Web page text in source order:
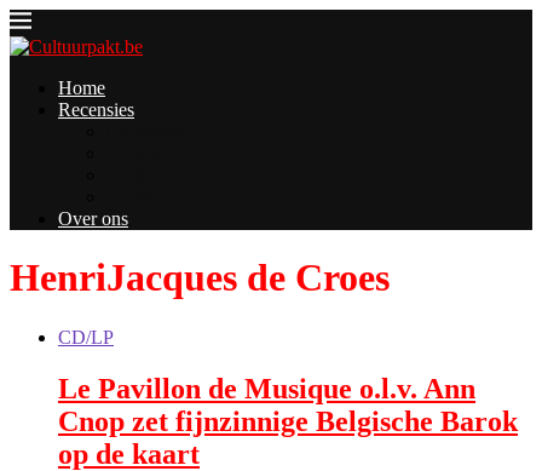
Home
Recensies
Over ons
HenriJacques de Croes
CD/LP
Le Pavillon de Musique o.l.v. Ann
Cnop zet fijnzinnige Belgische Barok
op de kaart